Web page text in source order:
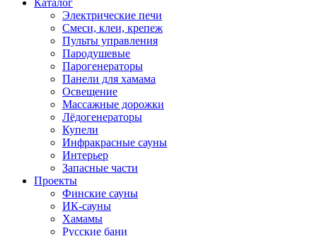
Каталог
Электрические печи
Смеси, клеи, крепеж
Пульты управления
Пародушевые
Парогенераторы
Панели для хамама
Освещение
Массажные дорожки
Лёдогенераторы
Купели
Инфракрасные сауны
Интерьер
Запасные части
Проекты
Финские сауны
ИК-сауны
Хамамы
Русские бани